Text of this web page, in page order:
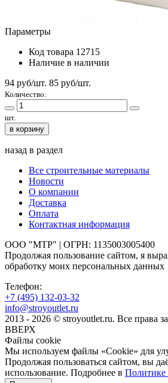
Параметры
Код товара 12715
Наличие в наличии
94 руб/шт. 85 руб/шт.
Количество:
шт.
в корзину
назад в раздел
Все строительные материалы
Новости
О компании
Доставка
Оплата
Контактная информация
ООО "МТР" | ОГРН: 1135003005400
Продолжая пользование сайтом, я
обработку моих персональных данных
Телефон:
+7 (495) 132-03-32
info@stroyoutlet.ru
2013 - 2026 © stroyoutlet.ru. Все права
ВВЕРХ
Файлы cookie
Мы используем файлы «Cookie» для
Продолжая пользоваться сайтом, вы
использование. Подробнее в Политике